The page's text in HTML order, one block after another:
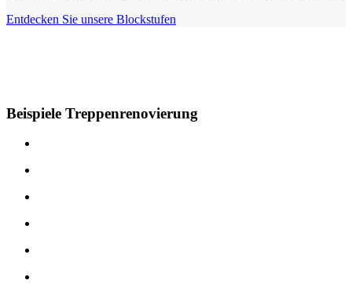
Entdecken Sie unsere Blockstufen
Beispiele Treppenrenovierung